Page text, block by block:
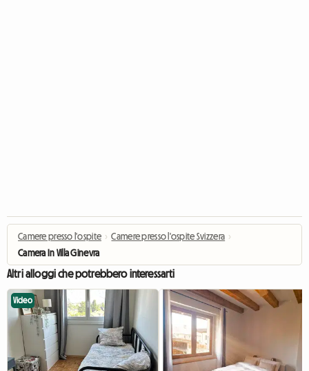
Camere presso l'ospite › Camere presso l'ospite Svizzera ›
Camera In Villa Ginevra
Altri alloggi che potrebbero interessarti
Video